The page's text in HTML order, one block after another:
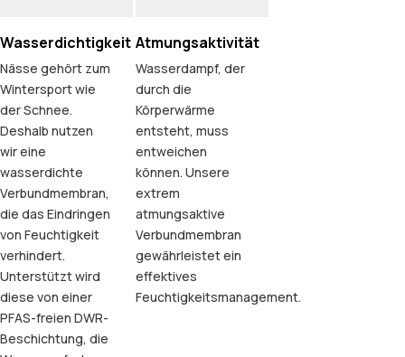
Wasserdichtigkeit
Nässe gehört zum
Wintersport wie
der Schnee.
Deshalb nutzen
wir eine
wasserdichte
Verbundmembran,
die das Eindringen
von Feuchtigkeit
verhindert.
Unterstützt wird
diese von einer
PFAS-freien DWR-
Beschichtung, die
Atmungsaktivität
Wasserdampf, der
durch die
Körperwärme
entsteht, muss
entweichen
können. Unsere
extrem
atmungsaktive
Verbundmembran
gewährleistet ein
effektives
Feuchtigkeitsmanagement.